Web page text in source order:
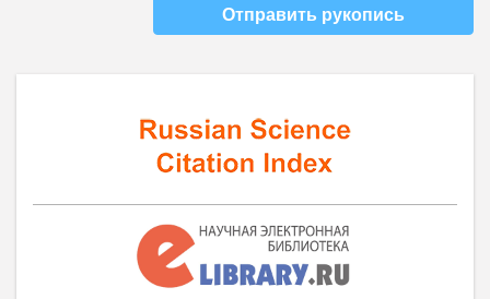
Отправить рукопись